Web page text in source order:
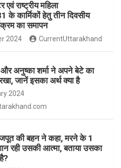
एवं राष्ट्रीय महिला
के कार्मिकों हेतु तीन दिवसीय
का समापन
2024 CurrentUttarakhand
और अनुष्का शर्मा ने अपने बेटे का
जानें इसका अर्थ क्‍या है
2024
की बहन ने कहा, मरने के 1
रही उसकी आत्मा, बताया उसका